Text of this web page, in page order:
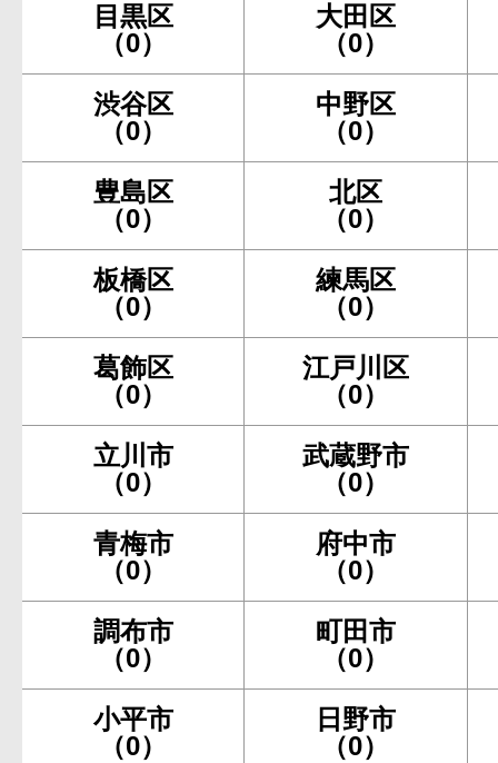
目黒区
（0）
大田区
（0）
渋谷区
（0）
中野区
（0）
豊島区
（0）
北区
（0）
板橋区
（0）
練馬区
（0）
葛飾区
（0）
江戸川区
（0）
立川市
（0）
武蔵野市
（0）
青梅市
（0）
府中市
（0）
調布市
（0）
町田市
（0）
小平市
（0）
日野市
（0）